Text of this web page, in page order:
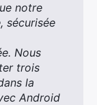
notre
sécurisée
Nous
trois
la
Android